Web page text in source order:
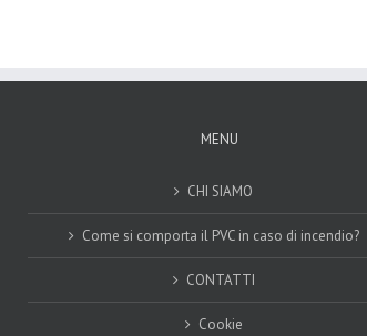
MENU
CHI SIAMO
Come si comporta il PVC in caso di incendio?
CONTATTI
Cookie